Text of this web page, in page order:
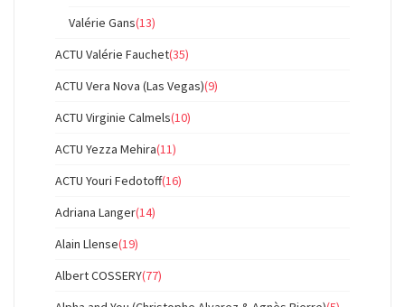
Valérie Gans(13)
ACTU Valérie Fauchet(35)
ACTU Vera Nova (Las Vegas)(9)
ACTU Virginie Calmels(10)
ACTU Yezza Mehira(11)
ACTU Youri Fedotoff(16)
Adriana Langer(14)
Alain Llense(19)
Albert COSSERY(77)